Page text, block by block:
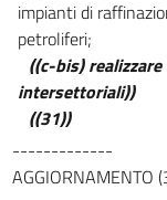
21
23
24
impianti di
petroliferi;
((c-bis)
intersettoriali))
((31))
-------------
AGGIORNAMENTO